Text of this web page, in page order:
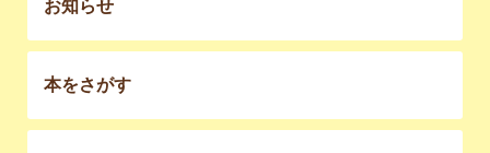
お知らせ
本をさがす